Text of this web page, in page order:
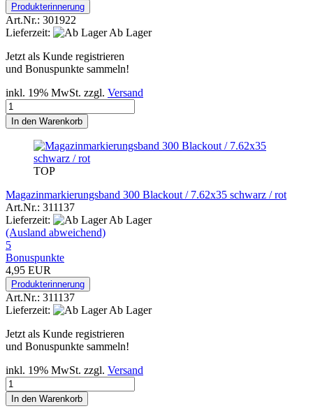
Produkterinnerung
Art.Nr.: 301922
Lieferzeit:
Ab Lager
Jetzt als Kunde registrieren
und Bonuspunkte sammeln!
inkl. 19% MwSt. zzgl. Versand
In den Warenkorb
TOP
Magazinmarkierungsband 300 Blackout / 7.62x35 schwarz / rot
Art.Nr.: 311137
Lieferzeit:
Ab Lager
(Ausland abweichend)
5
Bonuspunkte
4,95 EUR
Produkterinnerung
Art.Nr.: 311137
Lieferzeit:
Ab Lager
Jetzt als Kunde registrieren
und Bonuspunkte sammeln!
inkl. 19% MwSt. zzgl. Versand
In den Warenkorb